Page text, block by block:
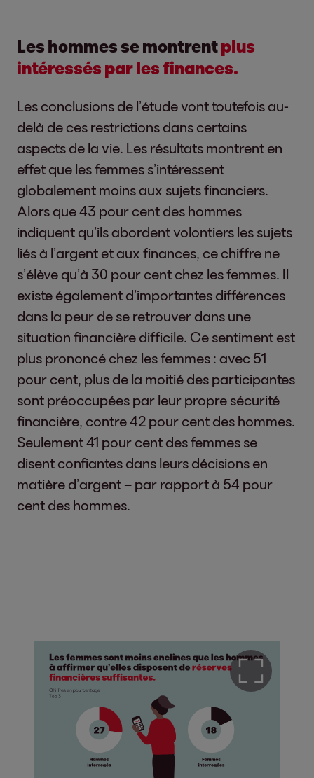
Les hommes se montrentplus
intéressés par les finances.
Les conclusions de l’étude vont toutefois au-
delà de ces restrictions dans certains
aspects de la vie. Les résultats montrent en
effet que les femmes s’intéressent
globalement moins aux sujets financiers.
Alors que 43 pour cent des hommes
indiquent qu’ils abordent volontiers les sujets
liés à l’argent et aux finances, ce chiffre ne
s’élève qu’à 30 pour cent chez les femmes. Il
existe également d’importantes différences
dans la peur de se retrouver dans une
situation financière difficile. Ce sentiment est
plus prononcé chez les femmes : avec 51
pour cent, plus de la moitié des participantes
sont préoccupées par leur propre sécurité
financière, contre 42 pour cent des hommes.
Seulement 41 pour cent des femmes se
disent confiantes dans leurs décisions en
matière d’argent – par rapport à 54 pour
cent des hommes.